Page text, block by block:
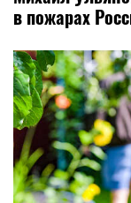
в пожарах